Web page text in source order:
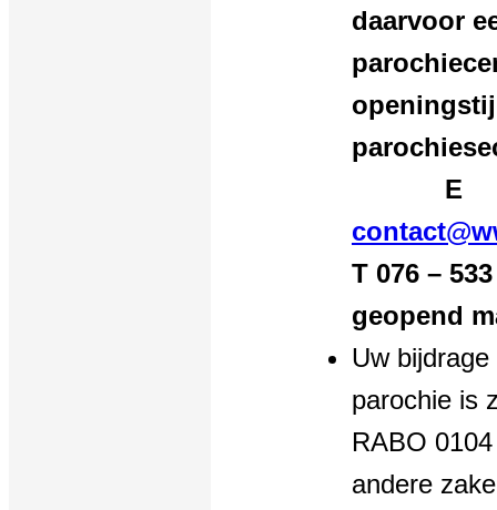
daarvoor
E
T 076 –
geopend
Uw
parochie is
RABO
andere